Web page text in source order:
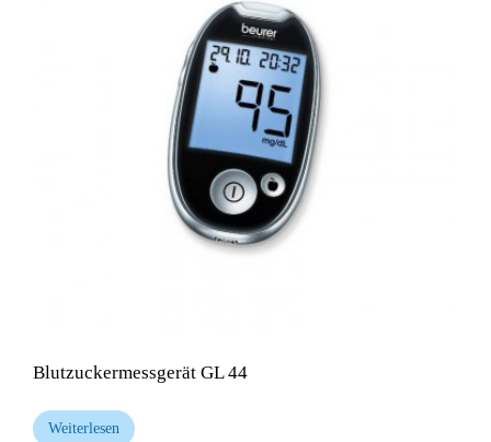
Blutzuckermessgerät GL 44
Weiterlesen